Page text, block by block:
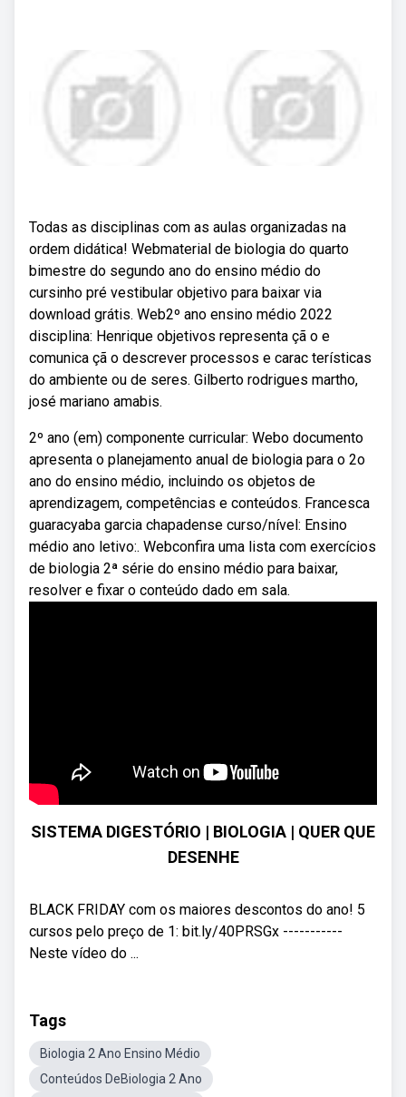
Todas as disciplinas com as aulas organizadas na
ordem didática! Webmaterial de biologia do quarto
bimestre do segundo ano do ensino médio do
cursinho pré vestibular objetivo para baixar via
download grátis. Web2º ano ensino médio 2022
disciplina: Henrique objetivos representa çã o e
comunica çã o descrever processos e carac terísticas
do ambiente ou de seres. Gilberto rodrigues martho,
josé mariano amabis.
2º ano (em) componente curricular: Webo documento
apresenta o planejamento anual de biologia para o 2o
ano do ensino médio, incluindo os objetos de
aprendizagem, competências e conteúdos. Francesca
guaracyaba garcia chapadense curso/nível: Ensino
médio ano letivo:. Webconfira uma lista com exercícios
de biologia 2ª série do ensino médio para baixar,
resolver e fixar o conteúdo dado em sala.
SISTEMA DIGESTÓRIO | BIOLOGIA | QUER QUE
DESENHE
BLACK FRIDAY com os maiores descontos do ano! 5
cursos pelo preço de 1: bit.ly/40PRSGx -----------
Neste vídeo do ...
Tags
Biologia 2 Ano Ensino Médio
Conteúdos DeBiologia 2 Ano